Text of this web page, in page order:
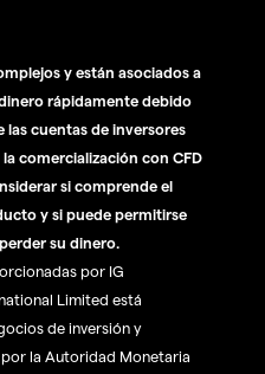
y están asociados a
rápidamente debido
las cuentas de inversores
comercialización con CFD
si comprende el
y si puede permitirse
su dinero.
por IG
Limited está
de inversión y
la Autoridad Monetaria